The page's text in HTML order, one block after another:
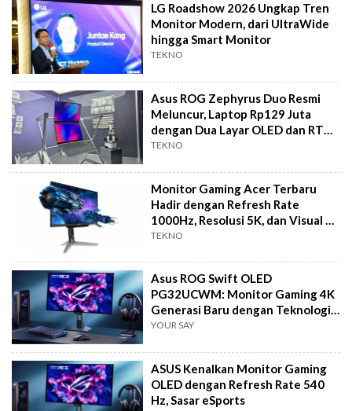
LG Roadshow 2026 Ungkap Tren
Monitor Modern, dari UltraWide
hingga Smart Monitor
TEKNO
Asus ROG Zephyrus Duo Resmi
Meluncur, Laptop Rp129 Juta
dengan Dua Layar OLED dan RTX
5090
TEKNO
Monitor Gaming Acer Terbaru
Hadir dengan Refresh Rate
1000Hz, Resolusi 5K, dan Visual AI
3D
TEKNO
Asus ROG Swift OLED
PG32UCWM: Monitor Gaming 4K
Generasi Baru dengan Teknologi
Tandem RGB OLED
YOUR SAY
ASUS Kenalkan Monitor Gaming
OLED dengan Refresh Rate 540
Hz, Sasar eSports